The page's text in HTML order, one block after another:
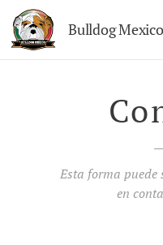
Bulldog Mexico
Esta forma
en